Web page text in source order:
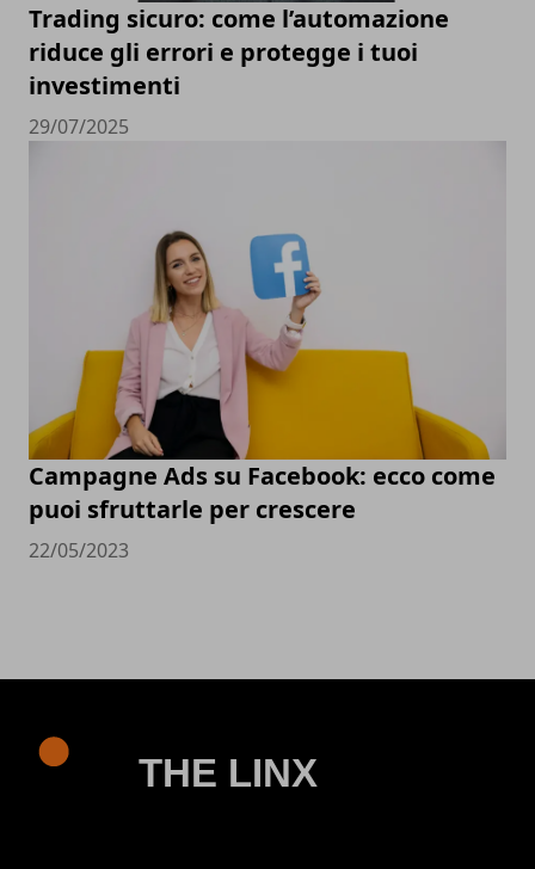
Trading sicuro: come l’automazione
riduce gli errori e protegge i tuoi
investimenti
29/07/2025
Campagne Ads su Facebook: ecco come
puoi sfruttarle per crescere
22/05/2023